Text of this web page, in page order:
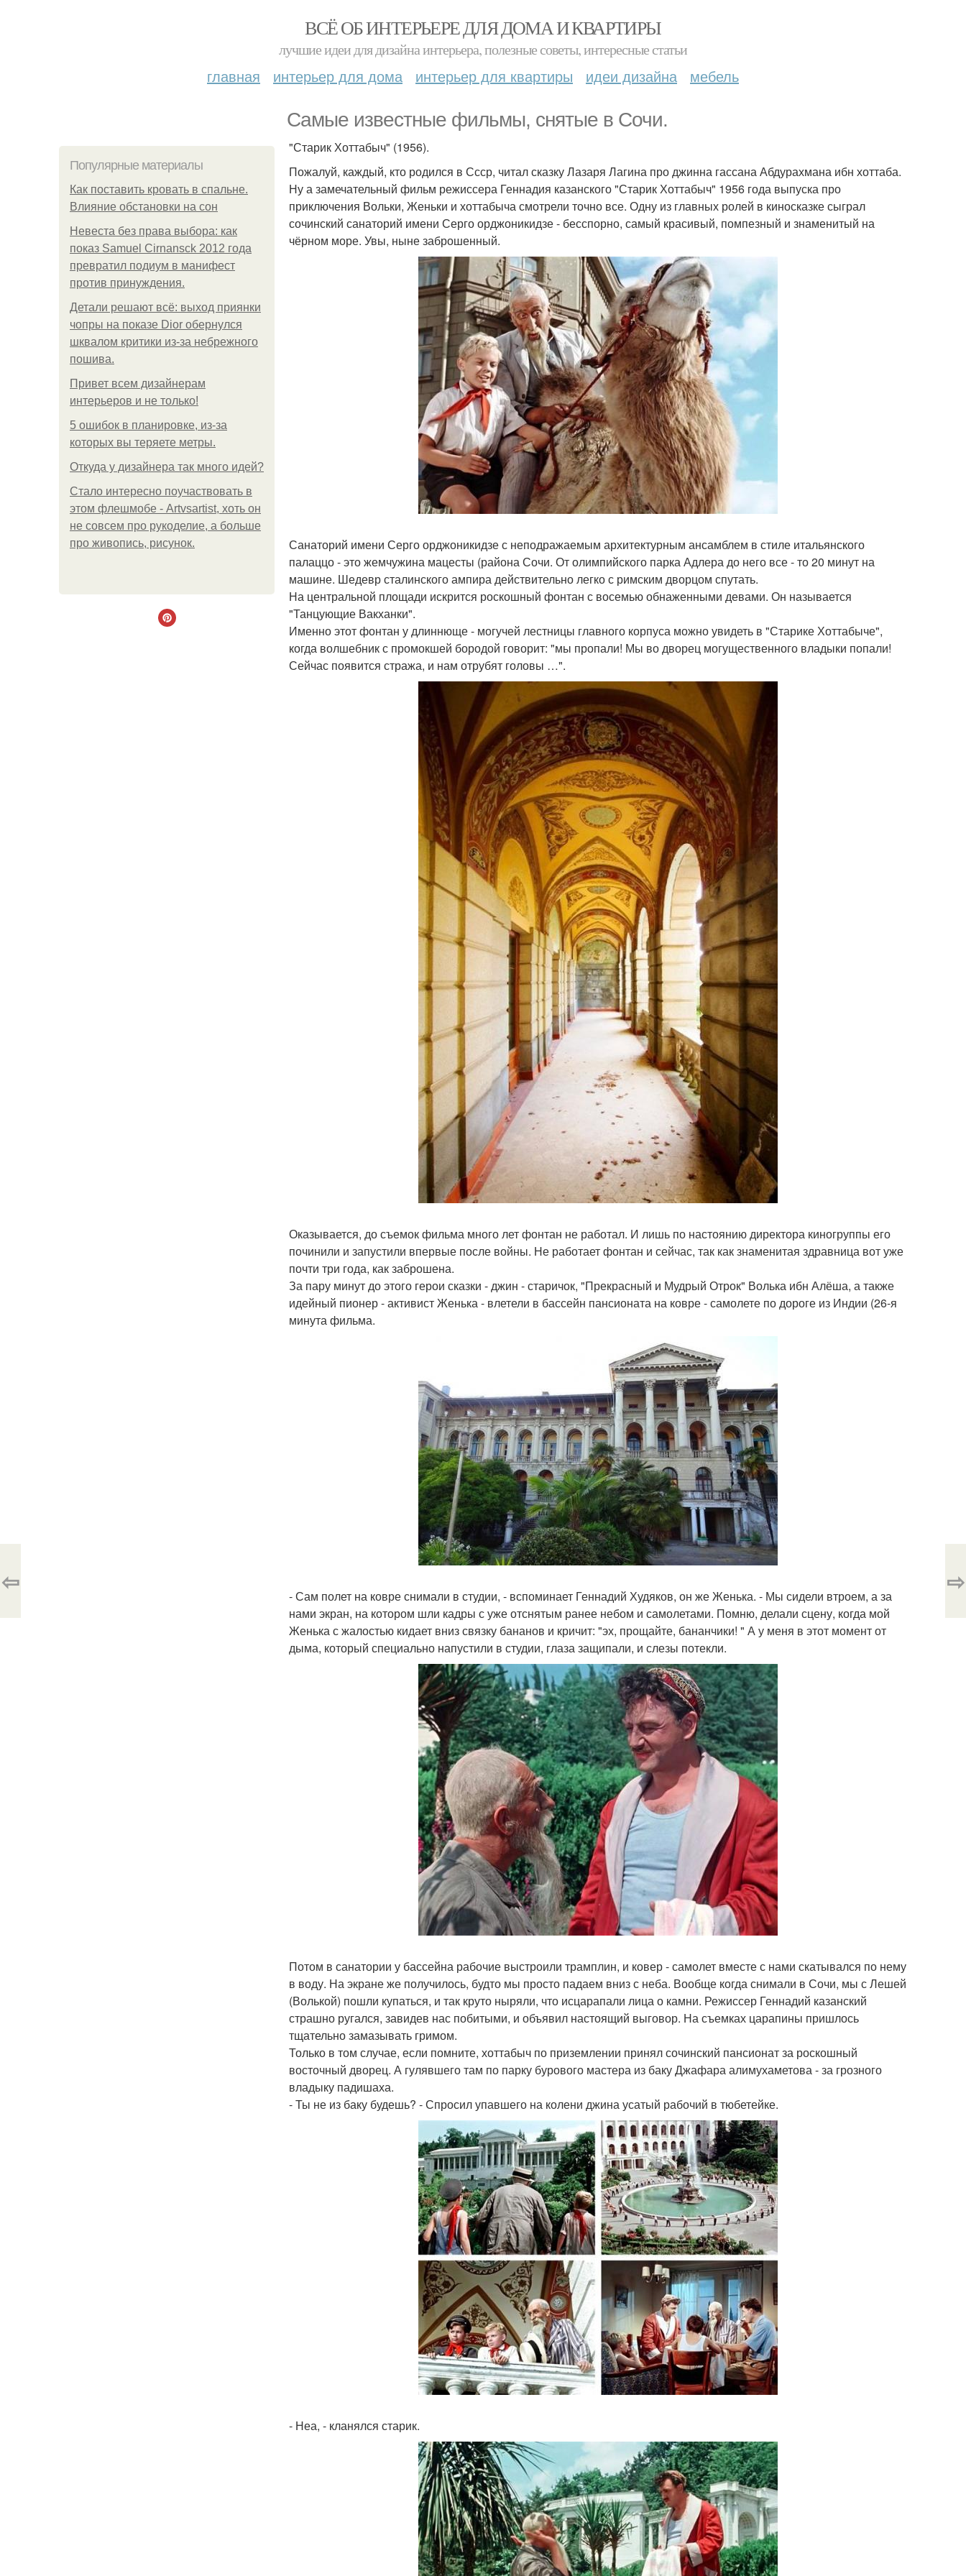
ВСЁ ОБ ИНТЕРЬЕРЕ ДЛЯ ДОМА И КВАРТИРЫ
лучшие идеи для дизайна интерьера, полезные советы, интересные статьи
главная интерьер для дома интерьер для квартиры идеи дизайна мебель
Самые известные фильмы, снятые в Сочи.
Популярные материалы
Как поставить кровать в спальне.
Влияние обстановки на сон
Невеста без права выбора: как
показ Samuel Cirnansck 2012 года
превратил подиум в манифест
против принуждения.
Детали решают всё: выход приянки
чопры на показе Dior обернулся
шквалом критики из-за небрежного
пошива.
Привет всем дизайнерам
интерьеров и не только!
5 ошибок в планировке, из-за
которых вы теряете метры.
Откуда у дизайнера так много идей?
Стало интересно поучаствовать в
этом флешмобе - Artvsartist, хоть он
не совсем про рукоделие, а больше
про живопись, рисунок.
"Старик Хоттабыч" (1956).
Пожалуй, каждый, кто родился в Ссср, читал сказку Лазаря Лагина про джинна гассана Абдурахмана ибн хоттаба.
Ну а замечательный фильм режиссера Геннадия казанского "Старик Хоттабыч" 1956 года выпуска про
приключения Вольки, Женьки и хоттабыча смотрели точно все. Одну из главных ролей в киносказке сыграл
сочинский санаторий имени Серго орджоникидзе - бесспорно, самый красивый, помпезный и знаменитый на
чёрном море. Увы, ныне заброшенный.
Санаторий имени Серго орджоникидзе с неподражаемым архитектурным ансамблем в стиле итальянского
палаццо - это жемчужина мацесты (района Сочи. От олимпийского парка Адлера до него все - то 20 минут на
машине. Шедевр сталинского ампира действительно легко с римским дворцом спутать.
На центральной площади искрится роскошный фонтан с восемью обнаженными девами. Он называется
"Танцующие Вакханки".
Именно этот фонтан у длиннюще - могучей лестницы главного корпуса можно увидеть в "Старике Хоттабыче",
когда волшебник с промокшей бородой говорит: "мы пропали! Мы во дворец могущественного владыки попали!
Сейчас появится стража, и нам отрубят головы …".
Оказывается, до съемок фильма много лет фонтан не работал. И лишь по настоянию директора киногруппы его
починили и запустили впервые после войны. Не работает фонтан и сейчас, так как знаменитая здравница вот уже
почти три года, как заброшена.
За пару минут до этого герои сказки - джин - старичок, "Прекрасный и Мудрый Отрок" Волька ибн Алёша, а также
идейный пионер - активист Женька - влетели в бассейн пансионата на ковре - самолете по дороге из Индии (26-я
минута фильма.
- Сам полет на ковре снимали в студии, - вспоминает Геннадий Худяков, он же Женька. - Мы сидели втроем, а за
нами экран, на котором шли кадры с уже отснятым ранее небом и самолетами. Помню, делали сцену, когда мой
Женька с жалостью кидает вниз связку бананов и кричит: "эх, прощайте, бананчики! " А у меня в этот момент от
дыма, который специально напустили в студии, глаза защипали, и слезы потекли.
Потом в санатории у бассейна рабочие выстроили трамплин, и ковер - самолет вместе с нами скатывался по нему
в воду. На экране же получилось, будто мы просто падаем вниз с неба. Вообще когда снимали в Сочи, мы с Лешей
(Волькой) пошли купаться, и так круто ныряли, что исцарапали лица о камни. Режиссер Геннадий казанский
страшно ругался, завидев нас побитыми, и объявил настоящий выговор. На съемках царапины пришлось
тщательно замазывать гримом.
Только в том случае, если помните, хоттабыч по приземлении принял сочинский пансионат за роскошный
восточный дворец. А гулявшего там по парку бурового мастера из баку Джафара алимухаметова - за грозного
владыку падишаха.
- Ты не из баку будешь? - Спросил упавшего на колени джина усатый рабочий в тюбетейке.
- Неа, - кланялся старик.
⇦ ⇨